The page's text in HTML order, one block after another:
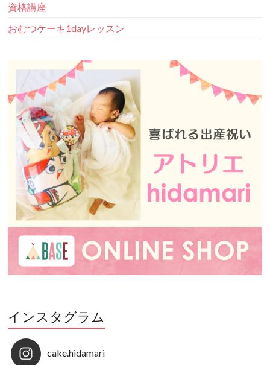
資格講座
おむつケーキ1dayレッスン
インスタグラム
cake.hidamari